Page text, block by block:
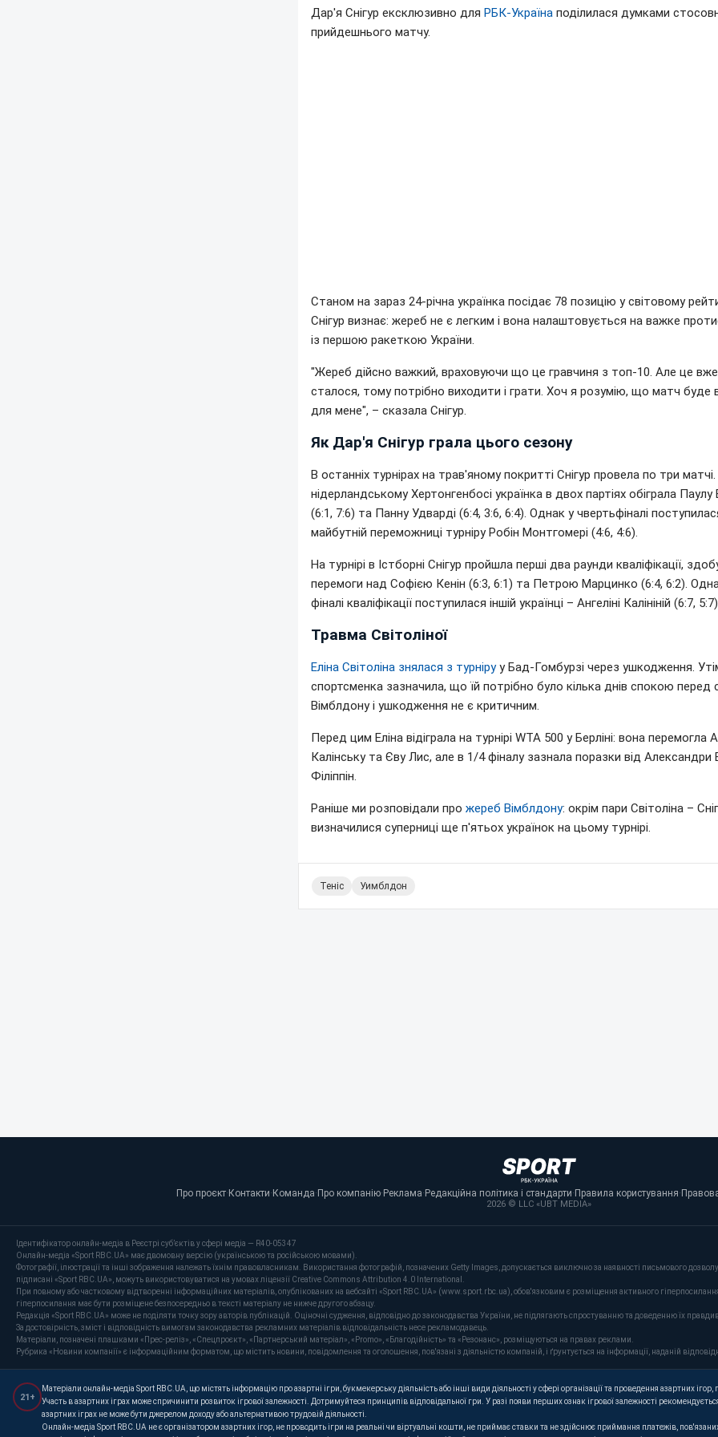
Дар'я Снігур ексклюзивно для РБК-Україна поділилася думками
прийдешнього матчу.
Станом на зараз 24-річна українка посідає 78 позицію у світовому
Снігур визнає: жереб не є легким і вона налаштовується на важке
із першою ракеткою України.
"Жереб дійсно важкий, враховуючи що це гравчиня з топ-10. Але це вже
сталося, тому потрібно виходити і грати. Хоч я розумію, що матч буде
для мене", – сказала Снігур.
Як Дар'я Снігур грала цього сезону
В останніх турнірах на трав'яному покритті Снігур провела по три
нідерландському Хертонгенбосі українка в двох партіях обіграла
(6:1, 7:6) та Панну Удварді (6:4, 3:6, 6:4). Однак у чвертьфіналі
майбутній переможниці турніру Робін Монтгомері (4:6, 4:6).
На турнірі в Істборні Снігур пройшла перші два раунди кваліфікації,
перемоги над Софією Кенін (6:3, 6:1) та Петрою Марцинко (6:4, 6:2).
фіналі кваліфікації поступилася іншій українці – Ангеліні Калініній (6:7,
Травма Світоліної
Еліна Світоліна знялася з турніруу Бад-Гомбурзі через ушкодження.
спортсменка зазначила, що їй потрібно було кілька днів спокою перед
Вімблдону і ушкодження не є критичним.
Перед цим Еліна відіграла на турнірі WTA 500 у Берліні: вона перемогла
Калінську та Єву Лис, але в 1/4 фіналу зазнала поразки від Александри
Філіппін.
Раніше ми розповідали про жереб Вімблдону: окрім пари Світоліна –
визначилися суперниці ще п'ятьох українок на цьому турнірі.
Теніс Уимблдон
Про проєкт· Контакти· Команда· Про компанію· Реклама· Редакційна політика і стандарти· Правила користування·
2026 © LLC «UBT MEDIA»
Ідентифікатор онлайн-медіа в Реєстрі суб’єктів у сфері медіа — R40-05347
Онлайн-медіа «Sport RBC.UA» має двомовну версію (українською та російською мовами).
Фотографії, ілюстрації та інші зображення належать їхнім правовласникам. Використання фотографій, позначених Getty Images, допускається виключно за наявності письмового
підписані «Sport RBC.UA», можуть використовуватися на умовах ліцензії Creative Commons Attribution 4.0 International.
При повному або частковому відтворенні інформаційних матеріалів, опублікованих на вебсайті «Sport RBC.UA» (www.sport.rbc.ua), обов'язковим є розміщення активного
гіперпосилання має бути розміщене безпосередньо в тексті матеріалу не нижче другого абзацу.
Редакція «Sport RBC.UA» може не поділяти точку зору авторів публікацій. Оціночні судження, відповідно до законодавства України, не підлягають спростуванню та доведенню їх
За достовірність, зміст і відповідність вимогам законодавства рекламних матеріалів відповідальність несе рекламодавець.
Матеріали, позначені плашками «Прес-реліз», «Спецпроєкт», «Партнерський матеріал», «Promo», «Благодійність» та «Резонанс», розміщуються на правах реклами.
Рубрика «Новини компанії» є інформаційним форматом, що містить новини, повідомлення та оголошення, пов'язані з діяльністю компаній, і ґрунтується на інформації, наданій
21+
Матеріали онлайн-медіа Sport RBC.UA, що містять інформацію про азартні ігри, букмекерську діяльність або інші види діяльності у сфері організації та проведення азартних
Участь в азартних іграх може спричинити розвиток ігрової залежності. Дотримуйтеся принципів відповідальної гри. У разі появи перших ознак ігрової залежності
азартних іграх не може бути джерелом доходу або альтернативою трудовій діяльності.
Онлайн-медіа Sport RBC.UA не є організатором азартних ігор, не проводить ігри на реальні чи віртуальні кошти, не приймає ставки та не здійснює приймання платежів,